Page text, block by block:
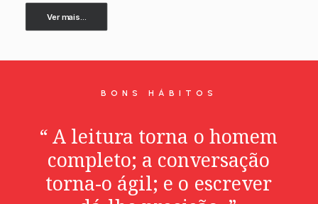
Ver mais...
BONS HÁBITOS
“ A leitura torna o homem
completo; a conversação
torna-o ágil; e o escrever